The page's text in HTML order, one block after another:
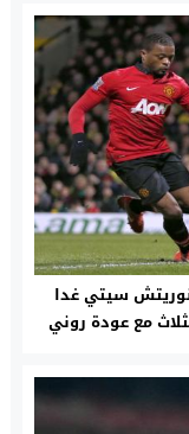
سيتي غدا
مع عودة روني